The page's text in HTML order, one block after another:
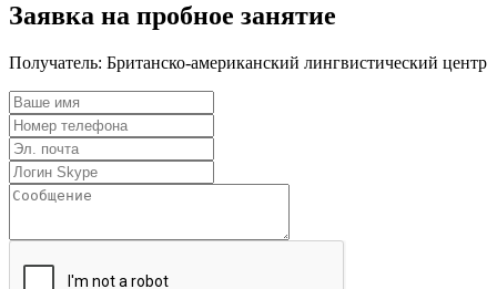
Заявка на пробное занятие
Получатель: Британско-американский лингвистический центр